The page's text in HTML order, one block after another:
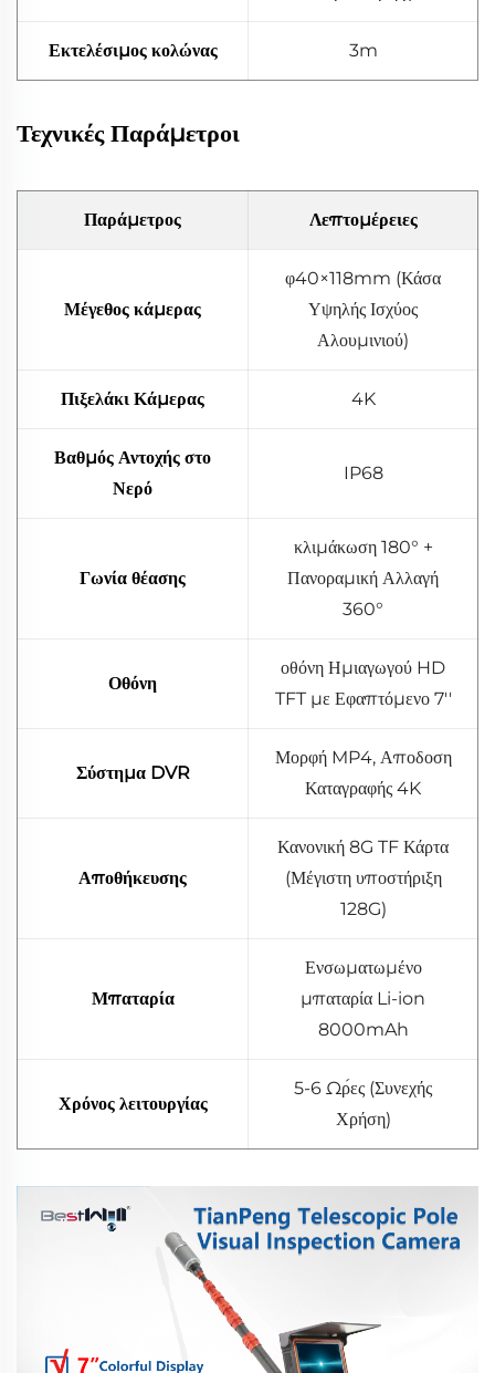
Εκτελέσιμος κολώνας 3m
Τεχνικές Παράμετροι
Παράμετρος Λεπτομέρειες
Μέγεθος κάμερας
φ40×118mm (Κάσα
Υψηλής Ισχύος
Αλουμινιού)
Πιξελάκι Κάμερας 4K
Βαθμός Αντοχής στο
Νερό
IP68
Γωνία θέασης
κλιμάκωση 180° +
Πανοραμική Αλλαγή
360°
Οθόνη
οθόνη Ημιαγωγού HD
TFT με Εφαπτόμενο 7''
Σύστημα DVR
Μορφή MP4, Αποδοση
Καταγραφής 4K
Αποθήκευσης
Κανονική 8G TF Κάρτα
(Μέγιστη υποστήριξη
128G)
Μπαταρία
Ενσωματωμένο
μπαταρία Li-ion
8000mAh
Χρόνος λειτουργίας
5-6 Ώρες (Συνεχής
Χρήση)